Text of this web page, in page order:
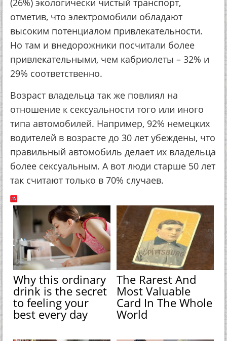
(26%) экологически чистый транспорт,
отметив, что электромобили обладают
высоким потенциалом привлекательности.
Но там и внедорожники посчитали более
привлекательными, чем кабриолеты – 32% и
29% соответственно.
Возраст владельца так же повлиял на
отношение к сексуальности того или иного
типа автомобилей. Например, 92% немецких
водителей в возрасте до 30 лет убеждены, что
правильный автомобиль делает их владельца
более сексуальным. А вот люди старше 50 лет
так считают только в 70% случаев.
Why this ordinary
drink is the secret
to feeling your
best every day
The Rarest And
Most Valuable
Card In The Whole
World